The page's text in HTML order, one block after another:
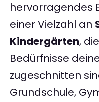
hervorragendes
einer Vielzahl an
Kindergärten,
Bedürfnisse
zugeschnitten
Grundschule,